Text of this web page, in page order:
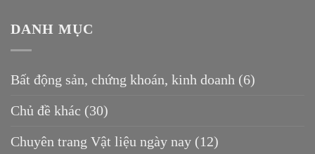
DANH MỤC
Bất động sản, chứng khoán, kinh doanh (6)
Chủ đề khác (30)
Chuyên trang Vật liệu ngày nay (12)